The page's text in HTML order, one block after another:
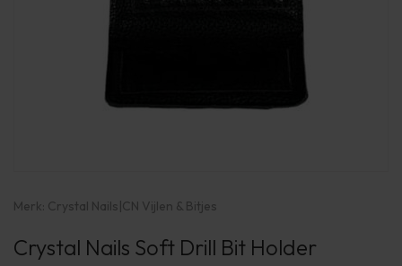
Merk: Crystal Nails|CN Vijlen & Bitjes
Crystal Nails Soft Drill Bit Holder